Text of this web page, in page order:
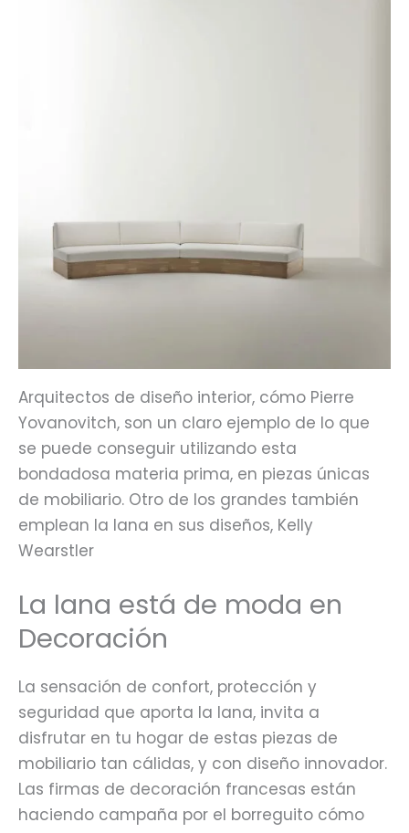
Arquitectos de diseño interior, cómo Pierre
Yovanovitch, son un claro ejemplo de lo que
se puede conseguir utilizando esta
bondadosa materia prima, en piezas únicas
de mobiliario. Otro de los grandes también
emplean la lana en sus diseños, Kelly
Wearstler
La lana está de moda en
Decoración
La sensación de confort, protección y
seguridad que aporta la lana, invita a
disfrutar en tu hogar de estas piezas de
mobiliario tan cálidas, y con diseño innovador.
Las firmas de decoración francesas están
haciendo campaña por el borreguito cómo